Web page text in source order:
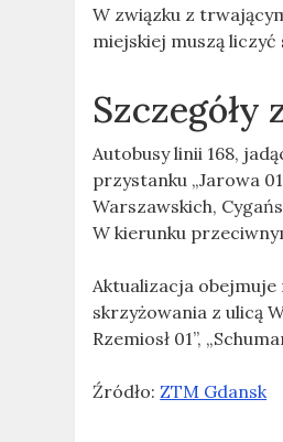
W związku z
miejskiej muszą
Autobusy linii 168,
przystanku „Jarowa
Warszawskich,
W kierunku
Aktualizacja obejmuje
skrzyżowania z ulicą
Rzemiosł 01”,
Źródło:ZTM Gdansk